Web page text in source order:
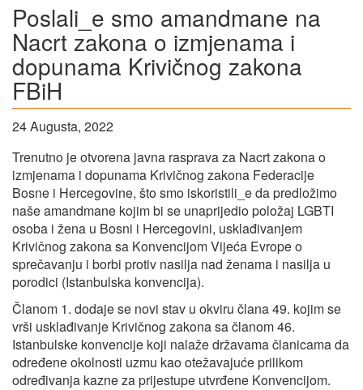
Poslali_e smo amandmane na
Nacrt zakona o izmjenama i
dopunama Krivičnog zakona
FBiH
24 Augusta, 2022
Trenutno je otvorena javna rasprava za Nacrt zakona o
izmjenama i dopunama Krivičnog zakona Federacije
Bosne i Hercegovine, što smo iskoristili_e da predložimo
naše amandmane kojim bi se unaprijedio položaj LGBTI
osoba i žena u Bosni i Hercegovini, usklađivanjem
Krivičnog zakona sa Konvencijom Vijeća Evrope o
sprečavanju i borbi protiv nasilja nad ženama i nasilja u
porodici (Istanbulska konvencija).
Članom 1. dodaje se novi stav u okviru člana 49. kojim se
vrši usklađivanje Krivičnog zakona sa članom 46.
Istanbulske konvencije koji nalaže državama članicama da
određene okolnosti uzmu kao otežavajuće prilikom
određivanja kazne za prijestupe utvrđene Konvencijom.